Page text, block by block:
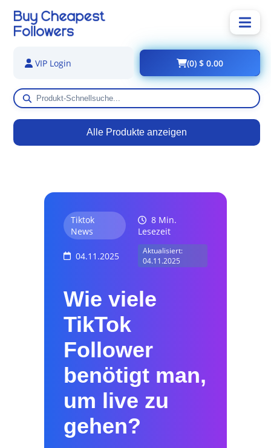
Alle Produkte anzeigen
VIP Login (0) $ 0.00
Tiktok
News
8 Min.
Lesezeit
04.11.2025
Aktualisiert:
04.11.2025
Wie viele
TikTok
Follower
benötigt man,
um live zu
gehen?